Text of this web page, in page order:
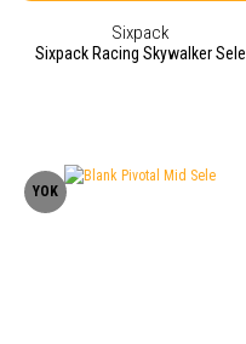
Sixpack
Sixpack Racing Skywalker Sele
YOK